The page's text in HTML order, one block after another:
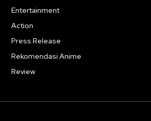
Entertainment
Action
Press Release
Rekomendasi Anime
Review